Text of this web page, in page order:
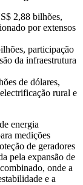
2,88 bilhões,
por extensos
participação
da infraestrutura
de dólares,
rural e
energia
medições
de geradores
pela expansão de
onde a
e a